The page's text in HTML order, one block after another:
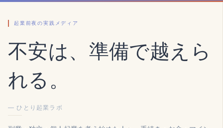
起業前夜の実践メディア
不安は、準備で越えら
れる。
— ひとり起業ラボ